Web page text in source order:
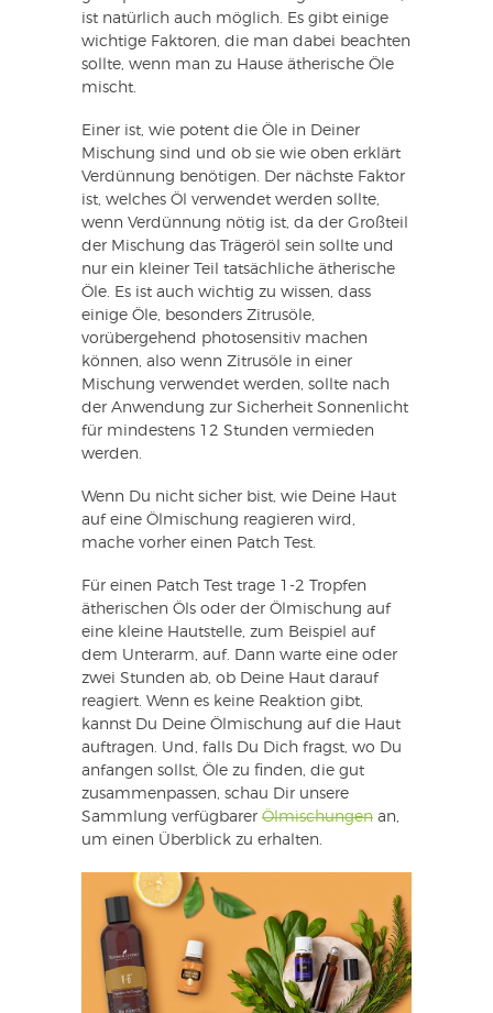
ist natürlich auch möglich. Es gibt einige
wichtige Faktoren, die man dabei beachten
sollte, wenn man zu Hause ätherische Öle
mischt.
Einer ist, wie potent die Öle in Deiner
Mischung sind und ob sie wie oben erklärt
Verdünnung benötigen. Der nächste Faktor
ist, welches Öl verwendet werden sollte,
wenn Verdünnung nötig ist, da der Großteil
der Mischung das Trägeröl sein sollte und
nur ein kleiner Teil tatsächliche ätherische
Öle. Es ist auch wichtig zu wissen, dass
einige Öle, besonders Zitrusöle,
vorübergehend photosensitiv machen
können, also wenn Zitrusöle in einer
Mischung verwendet werden, sollte nach
der Anwendung zur Sicherheit Sonnenlicht
für mindestens 12 Stunden vermieden
werden.
Wenn Du nicht sicher bist, wie Deine Haut
auf eine Ölmischung reagieren wird,
mache vorher einen Patch Test.
Für einen Patch Test trage 1-2 Tropfen
ätherischen Öls oder der Ölmischung auf
eine kleine Hautstelle, zum Beispiel auf
dem Unterarm, auf. Dann warte eine oder
zwei Stunden ab, ob Deine Haut darauf
reagiert. Wenn es keine Reaktion gibt,
kannst Du Deine Ölmischung auf die Haut
auftragen. Und, falls Du Dich fragst, wo Du
anfangen sollst, Öle zu finden, die gut
zusammenpassen, schau Dir unsere
Sammlung verfügbarer Ölmischungen an,
um einen Überblick zu erhalten.